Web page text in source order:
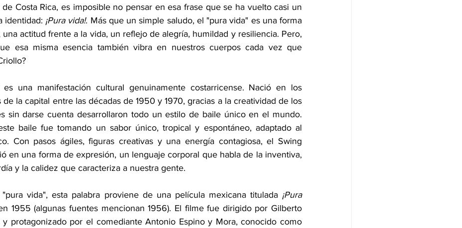
Costa Rica, es imposible no pensar en esa frase que se ha vuelto casi un
identidad: ¡Pura vida!. Más que un simple saludo, el "pura vida" es una forma
actitud frente a la vida, un reflejo de alegría, humildad y resiliencia. Pero,
esa misma esencia también vibra en nuestros cuerpos cada vez que
una manifestación cultural genuinamente costarricense. Nació en los
de la capital entre las décadas de 1950 y 1970, gracias a la creatividad de los
sin darse cuenta desarrollaron todo un estilo de baile único en el mundo.
baile fue tomando un sabor único, tropical y espontáneo, adaptado al
Con pasos ágiles, figuras creativas y una energía contagiosa, el Swing
en una forma de expresión, un lenguaje corporal que habla de la inventiva,
y la calidez que caracteriza a nuestra gente.
vida", esta palabra proviene de una película mexicana titulada ¡Pura
1955 (algunas fuentes mencionan 1956). El filme fue dirigido por Gilberto
y protagonizado por el comediante Antonio Espino y Mora, conocido como